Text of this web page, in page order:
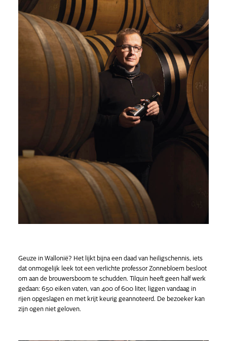
Geuze in Wallonië? Het lijkt bijna een daad van heiligschennis, iets
dat onmogelijk leek tot een verlichte professor Zonnebloem besloot
om aan de brouwersboom te schudden. Tilquin heeft geen half werk
gedaan: 650 eiken vaten, van 400 of 600 liter, liggen vandaag in
rijen opgeslagen en met krijt keurig geannoteerd. De bezoeker kan
zijn ogen niet geloven.